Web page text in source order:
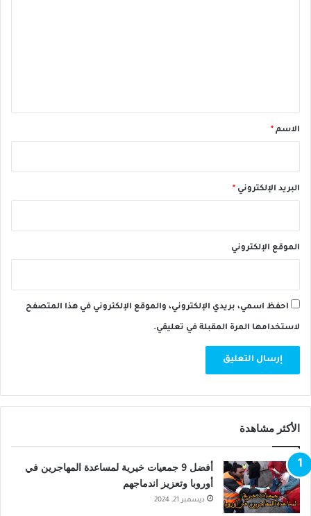
*الاسم *
البريد الإلكتروني *
الموقع الإلكتروني
احفظ اسمي، بريدي الإلكتروني، والموقع الإلكتروني في هذا المتصفح
لاستخدامها المرة المقبلة في تعليقي.
الأكثر مشاهدة
أفضل 9 جمعيات خيرية لمساعدة المهاجرين في
أوروبا وتعزيز اندماجهم
ديسمبر 21, 2024